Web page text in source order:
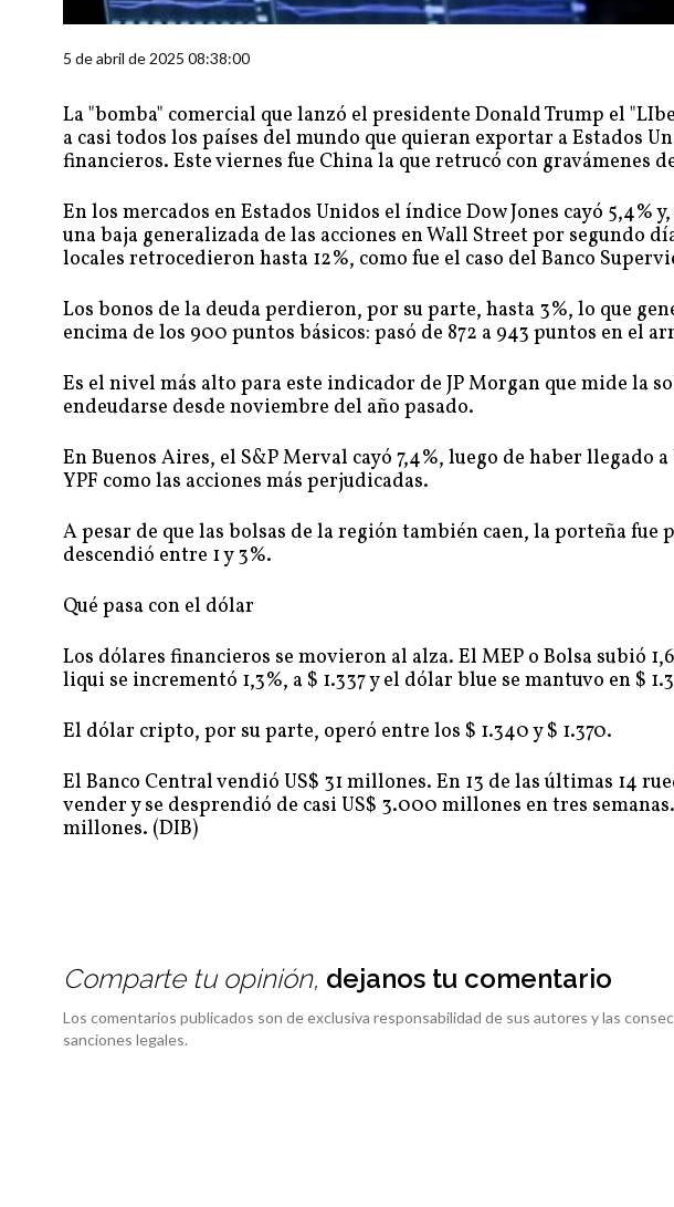
5 de abril de 2025 08:38:00
La "bomba" comercial que lanzó el presidente Donald Trump el
a casi todos los países del mundo que quieran exportar a Estados
financieros. Este viernes fue China la que retrucó con gravámenes
En los mercados en Estados Unidos el índice Dow Jones cayó
una baja generalizada de las acciones en Wall Street por segundo
locales retrocedieron hasta 12%, como fue el caso del Banco
Los bonos de la deuda perdieron, por su parte, hasta 3%, lo que
encima de los 900 puntos básicos: pasó de 872 a 943 puntos en el
Es el nivel más alto para este indicador de JP Morgan que mide la
endeudarse desde noviembre del año pasado.
En Buenos Aires, el S&P Merval cayó 7,4%, luego de haber llegado
YPF como las acciones más perjudicadas.
A pesar de que las bolsas de la región también caen, la porteña fue
descendió entre 1 y 3%.
Qué pasa con el dólar
Los dólares financieros se movieron al alza. El MEP o Bolsa subió
liqui se incrementó 1,3%, a $ 1.337 y el dólar blue se mantuvo en $
El dólar cripto, por su parte, operó entre los $ 1.340 y $ 1.370.
El Banco Central vendió US$ 31 millones. En 13 de las últimas 14
vender y se desprendió de casi US$ 3.000 millones en tres
millones. (DIB)
Comparte tu opinión, dejanos tu comentario
Los comentarios publicados son de exclusiva responsabilidad de sus autores y las
sanciones legales.